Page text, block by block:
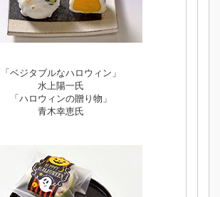
「ベジタブルなハロウィン」
水上陽一氏
「ハロウィンの贈り物」
青木幸恵氏